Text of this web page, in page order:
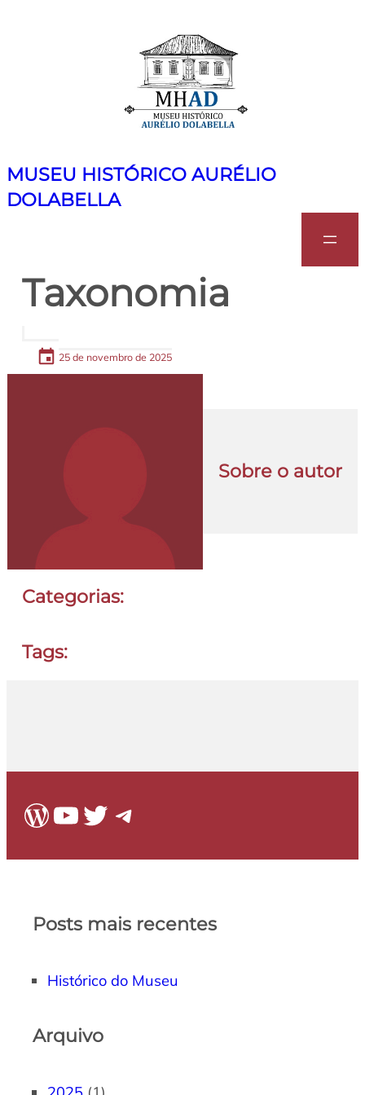
MUSEU HISTÓRICO AURÉLIO
DOLABELLA
Search
Taxonomia
25 de novembro de 2025
Sobre o autor
Categorias:
Tags:
WordPress
Youtube
Twitter
Telegram
Posts mais recentes
Histórico do Museu
Arquivo